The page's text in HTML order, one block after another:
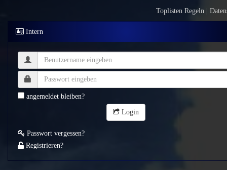
Toplisten Regeln |
Intern
angemeldet bleiben?
Login
Passwort vergessen?
Registrieren?